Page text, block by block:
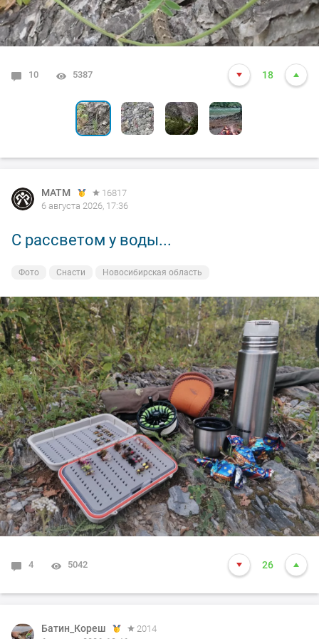
10 5387 18
0 3378 3
0 3128 5
0 3076 8
0 3099 5
MATM
16817
6 августа 2026, 17:36
С рассветом у воды...
Фото Снасти Новосибирская область
4 5042 26
Батин_Кореш
2014